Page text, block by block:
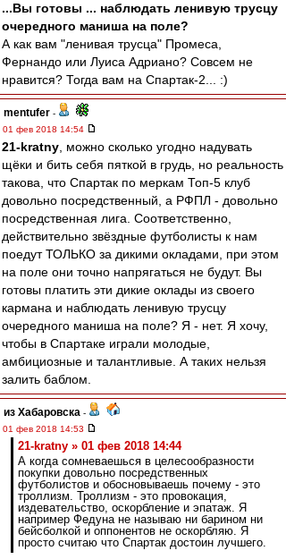
...Вы готовы ... наблюдать ленивую трусцу
очередного маниша на поле?
А как вам "ленивая трусца" Промеса,
Фернандо или Луиса Адриано? Совсем не
нравится? Тогда вам на Спартак-2... :)
mentufer -
01 фев 2018 14:54
21-kratny , можно сколько угодно надувать
щёки и бить себя пяткой в грудь, но реальность
такова, что Спартак по меркам Топ-5 клуб
довольно посредственный, а РФПЛ - довольно
посредственная лига. Соответственно,
действительно звёздные футболисты к нам
поедут ТОЛЬКО за дикими окладами, при этом
на поле они точно напрягаться не будут. Вы
готовы платить эти дикие оклады из своего
кармана и наблюдать ленивую трусцу
очередного маниша на поле? Я - нет. Я хочу,
чтобы в Спартаке играли молодые,
амбициозные и талантливые. А таких нельзя
залить баблом.
из Хабаровска -
01 фев 2018 14:53
21-kratny » 01 фев 2018 14:44
А когда сомневаешься в целесообразности
покупки довольно посредственных
футболистов и обосновываешь почему - это
троллизм. Троллизм - это провокация,
издевательство, оскорбление и эпатаж. Я
например Федуна не называю ни барином ни
бейсболкой и оппонентов не оскорбляю. Я
просто считаю что Спартак достоин лучшего.